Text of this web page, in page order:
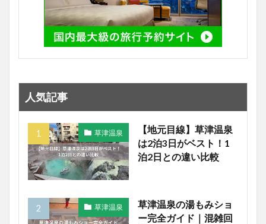
人気記事
草津温泉
【地元目線】草津温泉
は2泊3日がベスト！1
泊2日との違い比較
草津温泉
草津温泉の湯もみショ
ー完全ガイド｜混雑回